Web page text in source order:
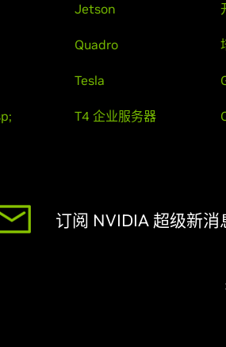
Jetson
Quadro
Tesla
T4 企业服务器
订阅 NVIDIA 超级新消